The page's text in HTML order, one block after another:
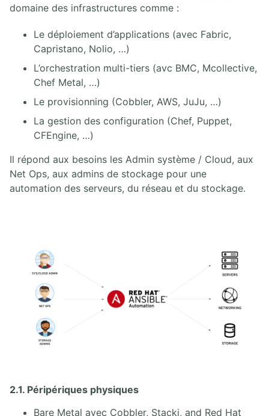
domaine des infrastructures comme :
Le déploiement d’applications (avec Fabric,
Capristano, Nolio, …)
L’orchestration multi-tiers (avc BMC, Mcollective,
Chef Metal, …)
Le provisionning (Cobbler, AWS, JuJu, …)
La gestion des configuration (Chef, Puppet,
CFEngine, …)
Il répond aux besoins les Admin système / Cloud, aux
Net Ops, aux admins de stockage pour une
automation des serveurs, du réseau et du stockage.
2.1. Péripériques physiques
Bare Metal avec Cobbler, Stacki, and Red Hat